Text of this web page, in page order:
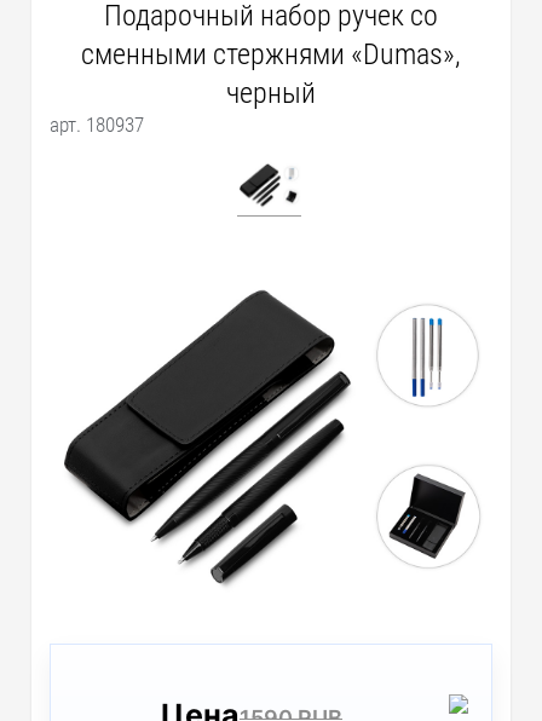
Подарочный набор ручек со
сменными стержнями «Dumas»,
черный
арт. 180937